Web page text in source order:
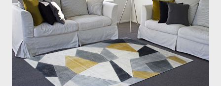
với chất lượng và giá thảm lót sàn nhà tốt nhất thị trường hiện
nay. Xem: Chất Lượng Thảm Lót Sàn - Thamdepsaigon.com Chi
tiết về giá thảm lót sàn nhà Giá Thảm Lót Sàn lông Xù
0.80x1.80m: 1,800,000đ 1.20x1.80m: 2,600,000đ 1.60x2.30m:
4,500,000đ 2.00x2.80m: 6,700,000đ ...